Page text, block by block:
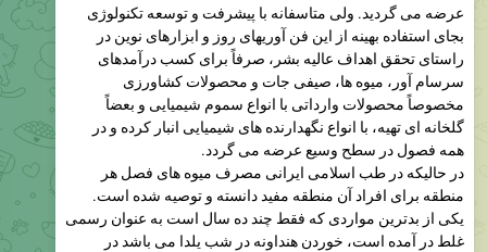
عرضه می گردید. ولی متاسفانه با پیشرفت و توسعه تکنولوژی
بجای استفاده بهینه از این فن آوریهای روز و ابزارهای نوین در
راستای تحقق اهداف عالیه بشر، صرفاً برای کسب درآمدهای
سرسام آور، میوه ها، صیفی جات و محصولات کشاورزی
مخصوصاً محصولات وارداتی با انواع سموم شیمیایی و بعضاً
گلخانه ای تهیه، با انواع نگهدارنده های شیمیایی انبار کرده و در
همه فصول در سطح وسیع عرضه می گردد.
در حالیکه در طب اسلامی ایرانی مصرف میوه های فصل هر
منطقه برای افراد آن منطقه مفید دانسته و توصیه شده است.
یکی از بدترین مواردی که فقط چند ده سال است به عنوان رسمی
غلط در آمده است، خوردن هنداونه در شب یلدا می باشد در